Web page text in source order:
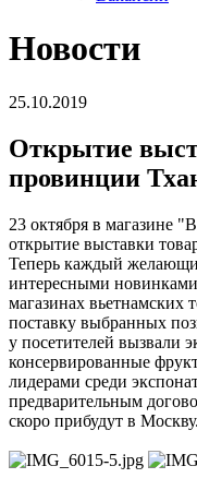
Новости
25.10.2019
Открытие
провинции
23 октября в магазине
открытие выставки
Теперь каждый
интересными
магазинах вьетнамских
поставку выбранных
у посетителей вызвали
консервированные
лидерами среди
предварительным
скоро прибудут в Москву.